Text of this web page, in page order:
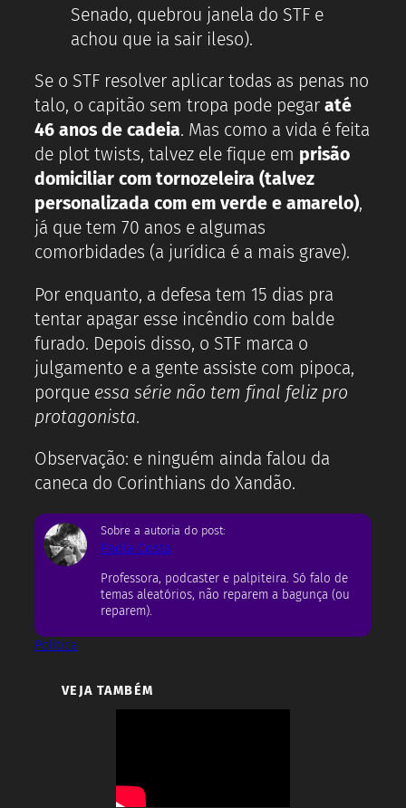
Senado, quebrou janela do STF e
achou que ia sair ileso).
Se o STF resolver aplicar todas as penas no
talo, o capitão sem tropa pode pegar até
46 anos de cadeia. Mas como a vida é feita
de plot twists, talvez ele fique em prisão
domiciliar com tornozeleira (talvez
personalizada com em verde e amarelo),
já que tem 70 anos e algumas
comorbidades (a jurídica é a mais grave).
Por enquanto, a defesa tem 15 dias pra
tentar apagar esse incêndio com balde
furado. Depois disso, o STF marca o
julgamento e a gente assiste com pipoca,
porque essa série não tem final feliz pro
protagonista.
Observação: e ninguém ainda falou da
caneca do Corinthians do Xandão.
Sobre a autoria do post:
Paola Costa
Professora, podcaster e palpiteira. Só falo de
temas aleatórios, não reparem a bagunça (ou
reparem).
Política
VEJA TAMBÉM